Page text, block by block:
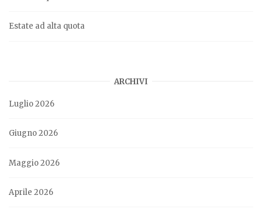
Estate ad alta quota
ARCHIVI
Luglio 2026
Giugno 2026
Maggio 2026
Aprile 2026